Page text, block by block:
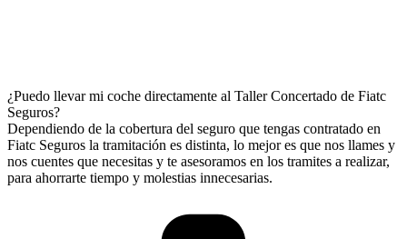
¿Puedo llevar mi coche directamente al Taller Concertado de Fiatc
Seguros?
Dependiendo de la cobertura del seguro que tengas contratado en
Fiatc Seguros la tramitación es distinta, lo mejor es que nos llames y
nos cuentes que necesitas y te asesoramos en los tramites a realizar,
para ahorrarte tiempo y molestias innecesarias.